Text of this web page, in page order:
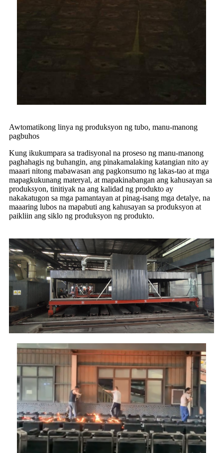
Awtomatikong linya ng produksyon ng tubo, manu-manong
pagbuhos
Kung ikukumpara sa tradisyonal na proseso ng manu-manong
paghahagis ng buhangin, ang pinakamalaking katangian nito ay
maaari nitong mabawasan ang pagkonsumo ng lakas-tao at mga
mapagkukunang materyal, at mapakinabangan ang kahusayan sa
produksyon, tinitiyak na ang kalidad ng produkto ay
nakakatugon sa mga pamantayan at pinag-isang mga detalye, na
maaaring lubos na mapabuti ang kahusayan sa produksyon at
paikliin ang siklo ng produksyon ng produkto.